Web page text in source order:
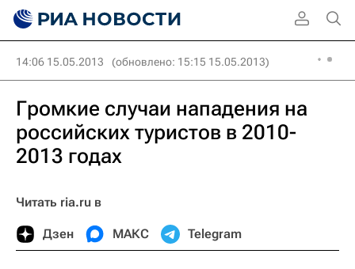
14:06 15.05.2013 (обновлено: 15:15 15.05.2013)
Громкие случаи нападения на
российских туристов в 2010-
2013 годах
Читать ria.ru в
Дзен МАКС Telegram